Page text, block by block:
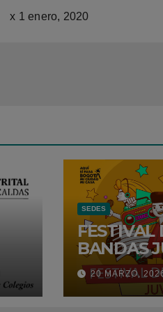
x 1 enero, 2020
SEDES
FESTIVAL
BANDAS
– 2026
20 MARZO,